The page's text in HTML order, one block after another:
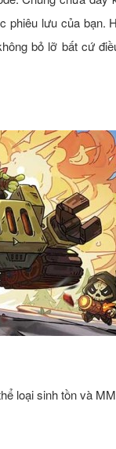
lưu của bạn.
bỏ lỡ bất cứ
loại sinh tồn và